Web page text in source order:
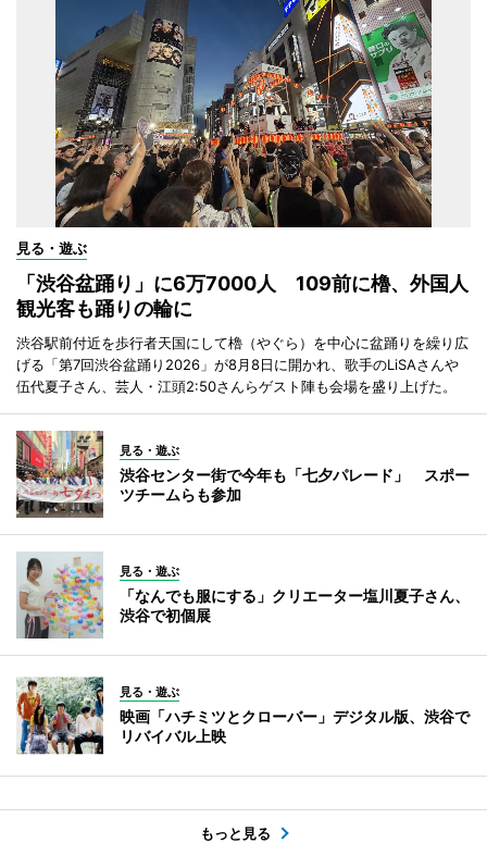
見る・遊ぶ
「渋谷盆踊り」に6万7000人 109前に櫓、外国人
観光客も踊りの輪に
渋谷駅前付近を歩行者天国にして櫓（やぐら）を中心に盆踊りを繰り広
げる「第7回渋谷盆踊り2026」が8月8日に開かれ、歌手のLiSAさんや
伍代夏子さん、芸人・江頭2:50さんらゲスト陣も会場を盛り上げた。
見る・遊ぶ
渋谷センター街で今年も「七夕パレード」 スポー
ツチームらも参加
見る・遊ぶ
「なんでも服にする」クリエーター塩川夏子さん、
渋谷で初個展
見る・遊ぶ
映画「ハチミツとクローバー」デジタル版、渋谷で
リバイバル上映
もっと見る